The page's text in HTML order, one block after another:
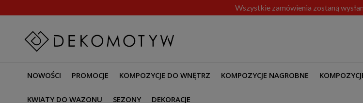
Wszystkie zamówienia zostaną
NOWOŚCI PROMOCJE KOMPOZYCJE DO WNĘTRZ KOMPOZYCJE NAGROBNE
KWIATY DO WAZONU SEZONY DEKORACJE